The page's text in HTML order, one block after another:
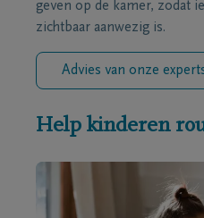
geven op de kamer, zodat
zichtbaar aanwezig is.
Advies van onze
Help kinderen